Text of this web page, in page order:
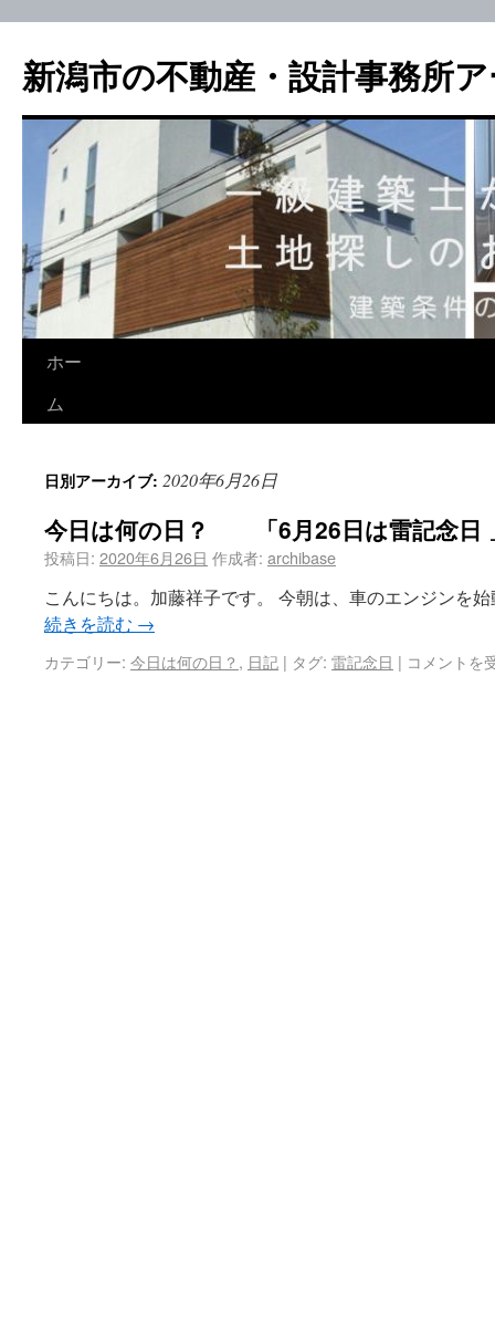
新潟市の不動産・設計事務所
ホー
ム
日別アーカイブ: 2020年6月26日
今日は何の日？ 「6月26日は雷記念日
投稿日: 2020年6月26日 作成者: archibase
こんにちは。加藤祥子です。 今朝は、車のエンジンを
続きを読む →
カテゴリー: 今日は何の日？ , 日記 | タグ: 雷記念日 | コメントを